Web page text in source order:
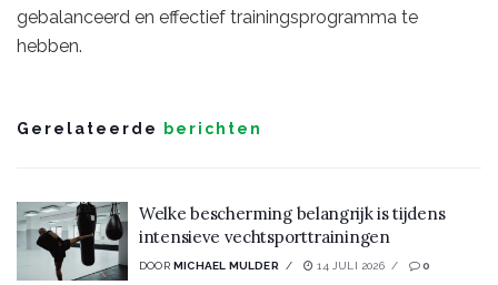
gebalanceerd en effectief trainingsprogramma te
hebben.
Gerelateerde berichten
Welke bescherming belangrijk is tijdens
intensieve vechtsporttrainingen
DOOR MICHAEL MULDER 14 JULI 2026 0